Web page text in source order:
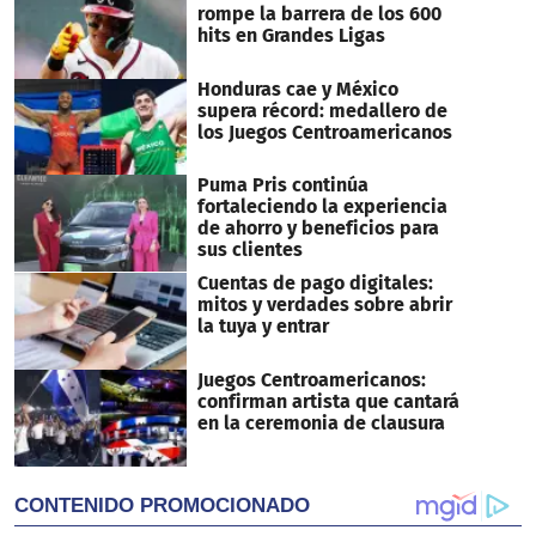
seconds
rompe la barrera de los 600
hits en Grandes Ligas
Honduras cae y México
supera récord: medallero de
los Juegos Centroamericanos
Puma Pris continúa
fortaleciendo la experiencia
de ahorro y beneficios para
sus clientes
Cuentas de pago digitales:
mitos y verdades sobre abrir
la tuya y entrar
Juegos Centroamericanos:
confirman artista que cantará
en la ceremonia de clausura